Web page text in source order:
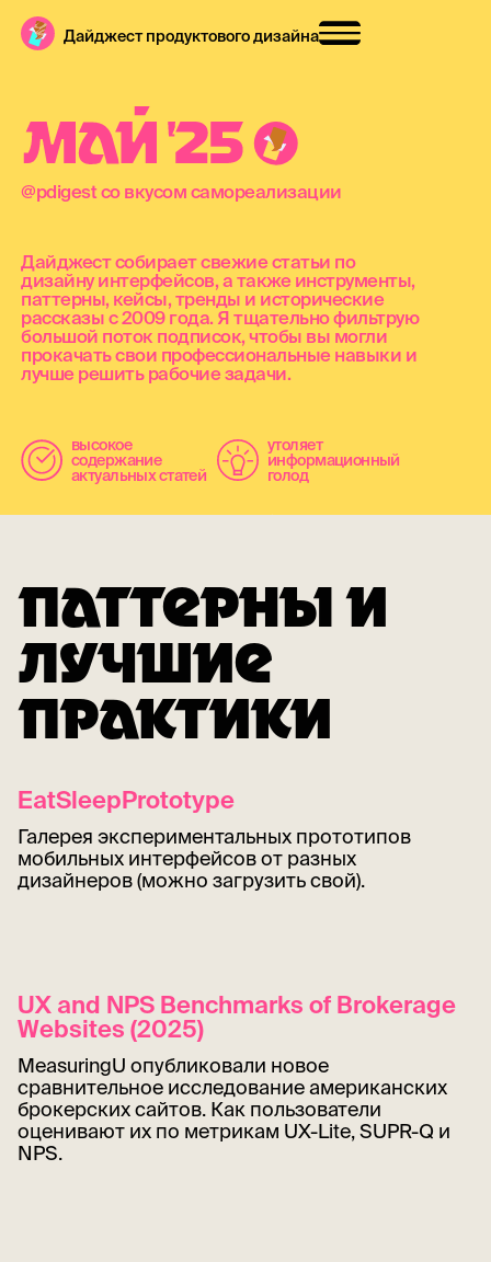
Дайджест продуктового дизайна
МАЙ '25
@pdigest со вкусом самореализации
Дайджест собирает свежие статьи по
дизайну интерфейсов, а также инструменты,
паттерны, кейсы, тренды и исторические
рассказы с 2009 года. Я тщательно фильтрую
большой поток подписок, чтобы вы могли
прокачать свои профессиональные навыки и
лучше решить рабочие задачи.
высокое
содержание
актуальных статей
утоляет
информационный
голод
ПАТТЕРНЫ И
ЛУЧШИЕ
ПРАКТИКИ
EatSleepPrototype
Галерея экспериментальных прототипов
мобильных интерфейсов от разных
дизайнеров (можно загрузить свой).
UX and NPS Benchmarks of Brokerage
Websites (2025)
MeasuringU опубликовали новое
сравнительное исследование американских
брокерских сайтов. Как пользователи
оценивают их по метрикам UX-Lite, SUPR-Q и
NPS.